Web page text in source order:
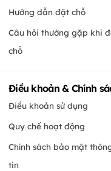
Hướng dẫn đặt chỗ
Câu hỏi thường gặp khi
chỗ
Điều khoản & Chính
Điều khoản sử dụng
Quy chế hoạt động
Chính sách bảo mật
tin